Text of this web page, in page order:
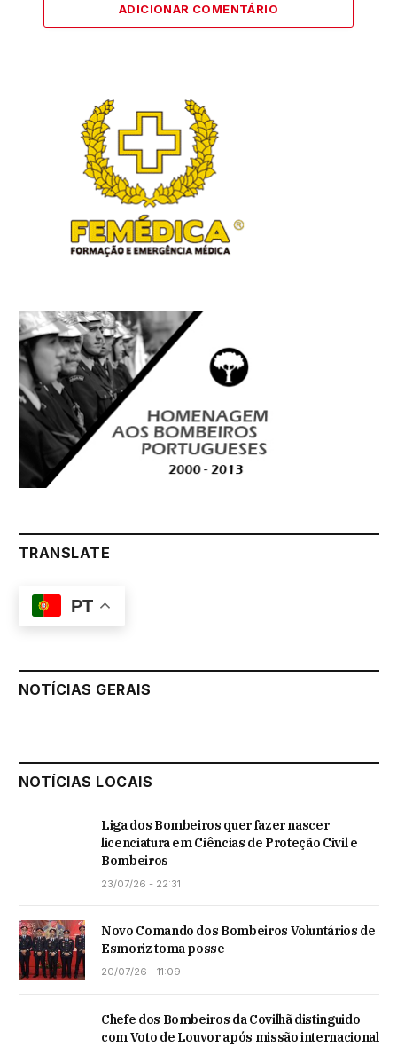
ADICIONAR COMENTÁRIO
TRANSLATE
PT
NOTÍCIAS GERAIS
NOTÍCIAS LOCAIS
Liga dos Bombeiros quer fazer nascer
licenciatura em Ciências de Proteção Civil e
Bombeiros
23/07/26 - 22:31
Novo Comando dos Bombeiros Voluntários de
Esmoriz toma posse
20/07/26 - 11:09
Chefe dos Bombeiros da Covilhã distinguido
com Voto de Louvor após missão internacional